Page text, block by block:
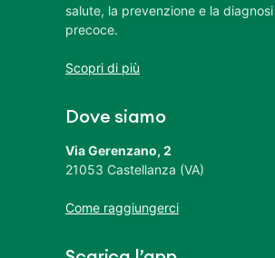
salute, la prevenzione e la diagnosi
precoce.
Scopri di più
Dove siamo
Via Gerenzano, 2
21053 Castellanza (VA)
Come raggiungerci